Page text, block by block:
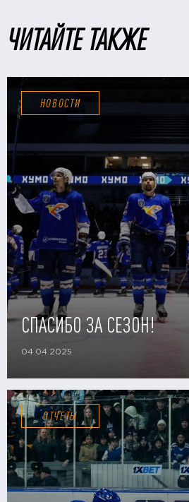
ЧИТАЙТЕ ТАКЖЕ
НОВОСТИ
СПАСИБО ЗА СЕЗОН!
04.04.2025
ОТЧЕТЫ